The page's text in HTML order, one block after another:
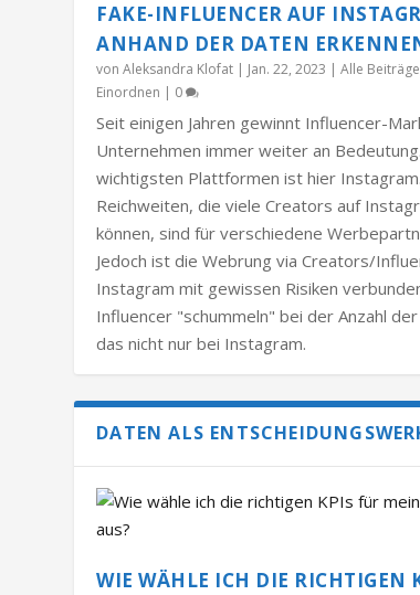
FAKE-INFLUENCER AUF
ANHAND DER DATEN
vonAleksandra Klofat | Jan. 22, 2023 |Alle Beiträge
Einordnen | 0
Seit einigen Jahren gewinnt Influencer-
Unternehmen immer weiter an
wichtigsten Plattformen ist hier
Reichweiten, die viele Creators auf
können, sind für verschiedene
Jedoch ist die Webrung via Creators/
Instagram mit gewissen Risiken
Influencer "schummeln" bei der Anzahl
das nicht nur bei Instagram.
DATEN ALS
WIE WÄHLE ICH DIE RICHTIGEN